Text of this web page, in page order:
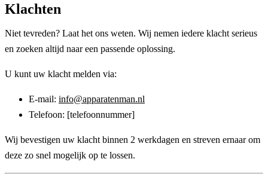
Klachten
Niet tevreden? Laat het ons weten. Wij nemen iedere klacht serieus
en zoeken altijd naar een passende oplossing.
U kunt uw klacht melden via:
E-mail: info@apparatenman.nl
Telefoon: [telefoonnummer]
Wij bevestigen uw klacht binnen 2 werkdagen en streven ernaar om
deze zo snel mogelijk op te lossen.